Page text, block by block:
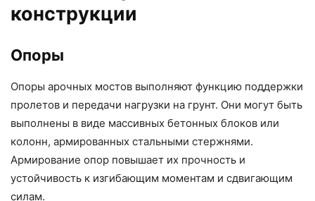
конструкции
Опоры
Опоры арочных мостов выполняют функцию поддержки
пролетов и передачи нагрузки на грунт. Они могут быть
выполнены в виде массивных бетонных блоков или
колонн, армированных стальными стержнями.
Армирование опор повышает их прочность и
устойчивость к изгибающим моментам и сдвигающим
силам.